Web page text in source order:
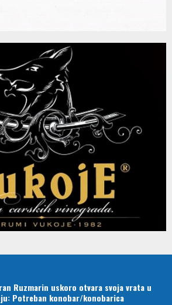
Ruzmarin uskoro otvara svoja vrata u
Potreban konobar/konobarica